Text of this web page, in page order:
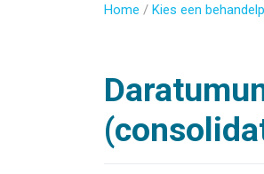
Home Kies een